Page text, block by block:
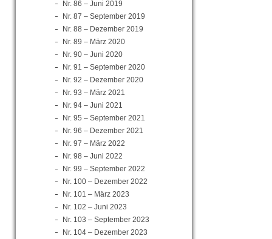
Nr. 86 – Juni 2019
Nr. 87 – September 2019
Nr. 88 – Dezember 2019
Nr. 89 – März 2020
Nr. 90 – Juni 2020
Nr. 91 – September 2020
Nr. 92 – Dezember 2020
Nr. 93 – März 2021
Nr. 94 – Juni 2021
Nr. 95 – September 2021
Nr. 96 – Dezember 2021
Nr. 97 – März 2022
Nr. 98 – Juni 2022
Nr. 99 – September 2022
Nr. 100 – Dezember 2022
Nr. 101 – März 2023
Nr. 102 – Juni 2023
Nr. 103 – September 2023
Nr. 104 – Dezember 2023